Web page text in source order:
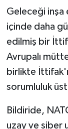
Geleceği inşa
içinde daha
edilmiş bir
Avrupalı
birlikte
sorumluluk
Bildiride,
uzay ve siber